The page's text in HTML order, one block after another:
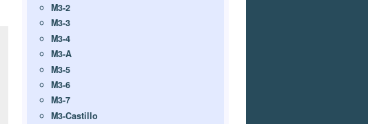
M3-2
M3-3
M3-4
M3-A
M3-5
M3-6
M3-7
M3-Castillo